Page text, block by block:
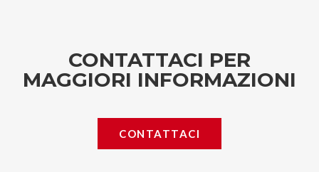
CONTATTACI PER
MAGGIORI INFORMAZIONI
CONTATTACI